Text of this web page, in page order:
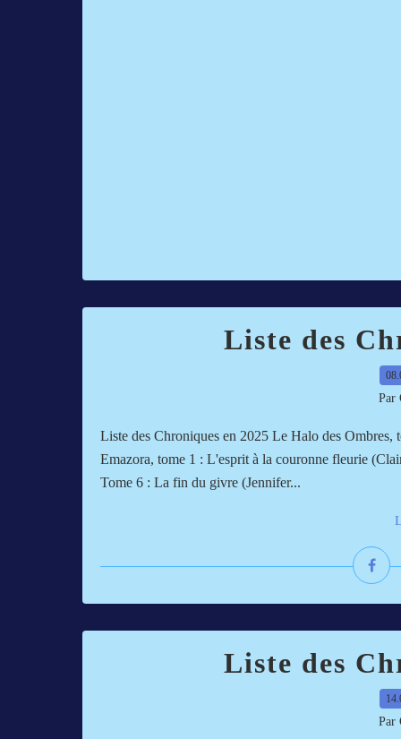
Liste des
Par
Liste des Chroniques en 2025 Le Halo des
Emazora, tome 1 : L'esprit à la couronne fleurie
Tome 6 : La fin du givre (Jennifer...
Liste des
Par